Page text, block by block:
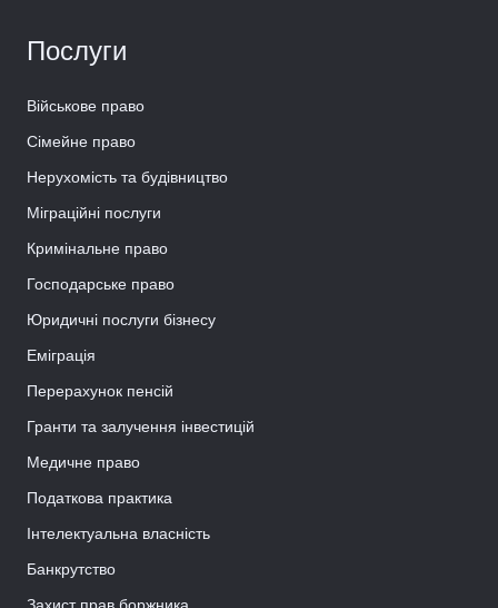
Послуги
Військове право
Сімейне право
Нерухомість та будівництво
Міграційні послуги
Кримінальне право
Господарське право
Юридичні послуги бізнесу
Еміграція
Перерахунок пенсій
Гранти та залучення інвестицій
Медичне право
Податкова практика
Інтелектуальна власність
Банкрутство